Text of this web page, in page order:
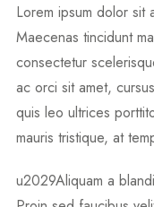
Lorem ipsum dolor sit
Maecenas tincidunt
consectetur
ac orci sit amet,
quis leo ultrices
mauris tristique, at
u2029Aliquam a